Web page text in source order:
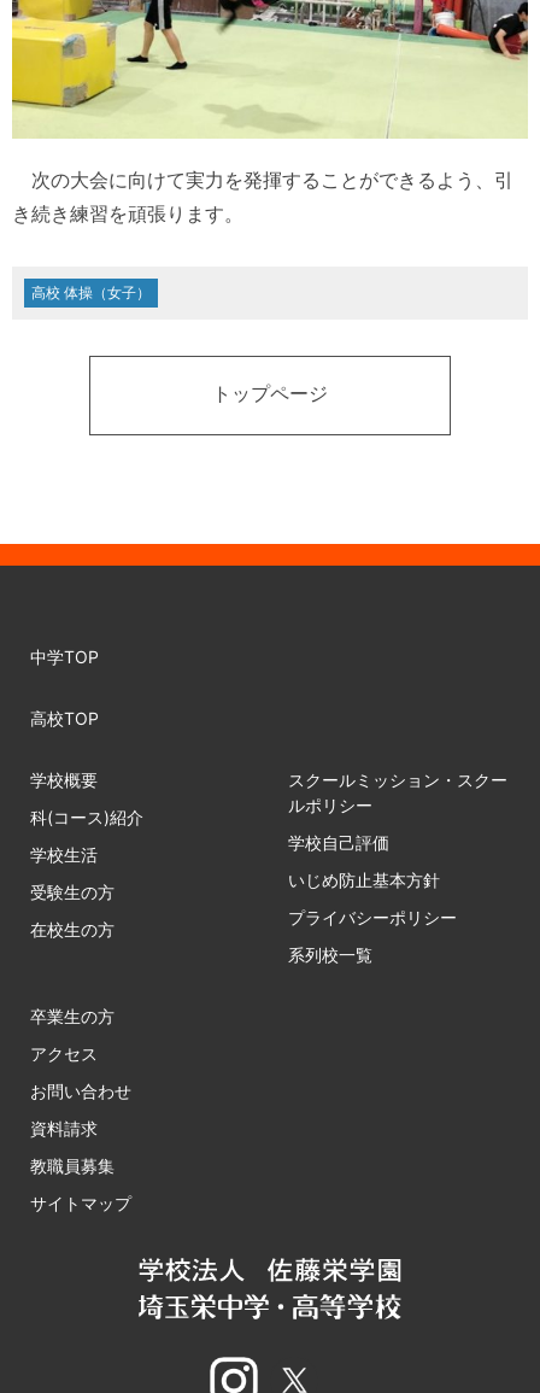
次の大会に向けて実力を発揮することができるよう、引
き続き練習を頑張ります。
高校 体操（女子）
トップページ
中学TOP
高校TOP
学校概要
科(コース)紹介
学校生活
受験生の方
在校生の方
スクールミッション・スクー
ルポリシー
学校自己評価
いじめ防止基本方針
プライバシーポリシー
系列校一覧
卒業生の方
アクセス
お問い合わせ
資料請求
教職員募集
サイトマップ